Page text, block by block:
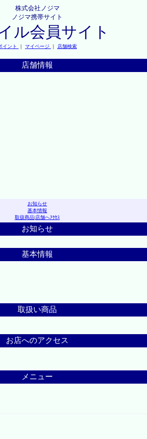
株式会社ノジマ
ノジマ携帯サイト
ル会員サイト
イント ｜ マイページ ｜ 店舗検索
店舗情報
お知らせ
基本情報
取扱商品|店舗へｱｸｾｽ
お知らせ
基本情報
取扱い商品
お店へのアクセス
メニュー